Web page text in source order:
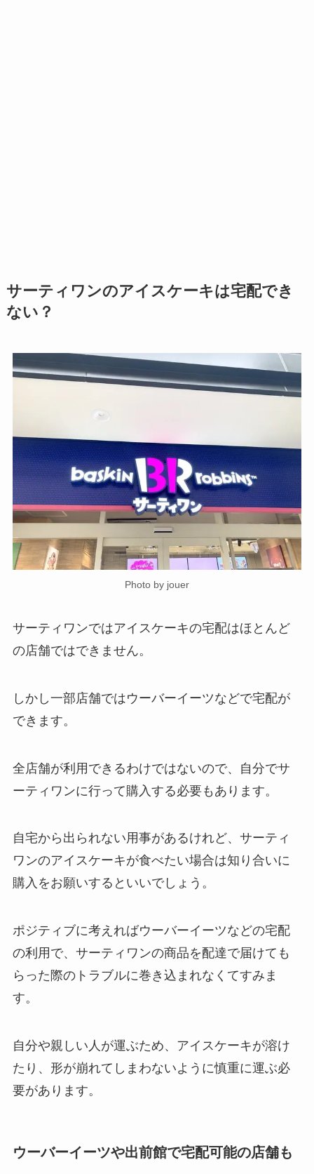
サーティワンのアイスケーキは宅配でき
ない？
Photo by jouer
サーティワンではアイスケーキの宅配はほとんど
の店舗ではできません。
しかし一部店舗ではウーバーイーツなどで宅配が
できます。
全店舗が利用できるわけではないので、自分でサ
ーティワンに行って購入する必要もあります。
自宅から出られない用事があるけれど、サーティ
ワンのアイスケーキが食べたい場合は知り合いに
購入をお願いするといいでしょう。
ポジティブに考えればウーバーイーツなどの宅配
の利用で、サーティワンの商品を配達で届けても
らった際のトラブルに巻き込まれなくてすみま
す。
自分や親しい人が運ぶため、アイスケーキが溶け
たり、形が崩れてしまわないように慎重に運ぶ必
要があります。
ウーバーイーツや出前館で宅配可能の店舗も